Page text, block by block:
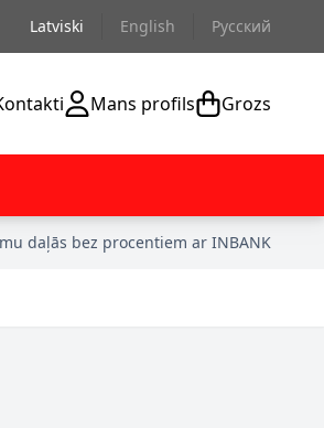
Latviski English Русский
Mans profils Grozs
daļās bez procentiem ar INBANK